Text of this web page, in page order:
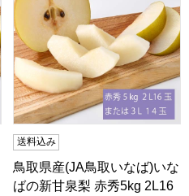
送料込み
鳥取県産(JA鳥取いなば)いな
ばの新甘泉梨 赤秀5kg 2L16